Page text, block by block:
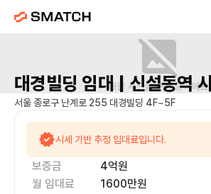
매물 사진을 준비 중이에요.
대경빌딩 임대 | 신설동역
서울 종로구 난계로 255 대경빌딩 4F~5F
시세 기반 추정 임대료입니다.
보증금 4억원
월 임대료
1600만원